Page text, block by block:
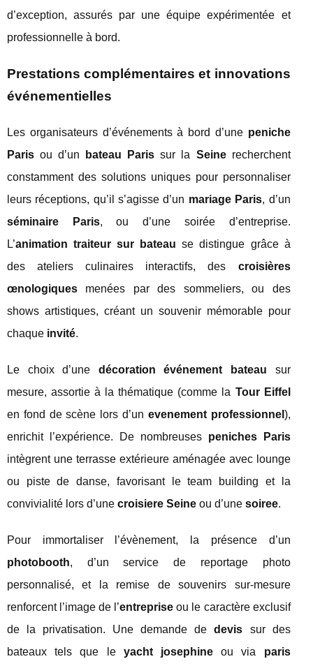
d’exception, assurés par une équipe expérimentée et
professionnelle à bord.
Prestations complémentaires et innovations
événementielles
Les organisateurs d’événements à bord d’une peniche
Paris ou d’un bateau Paris sur la Seinerecherchent
constamment des solutions uniques pour personnaliser
leurs réceptions, qu’il s’agisse d’un mariage Paris, d’un
séminaire Paris, ou d’une soirée d’entreprise.
L’animation traiteur sur bateau se distingue grâce à
des ateliers culinaires interactifs, des croisières
œnologiques menées par des sommeliers, ou des
shows artistiques, créant un souvenir mémorable pour
chaque invité.
Le choix d’une décoration événement bateau sur
mesure, assortie à la thématique (comme la Tour Eiffel
en fond de scène lors d’un evenement professionnel ),
enrichit l’expérience. De nombreuses peniches Paris
intègrent une terrasse extérieure aménagée avec lounge
ou piste de danse, favorisant le team building et la
convivialité lors d’une croisiere Seine ou d’une soiree.
Pour immortaliser l’évènement, la présence d’un
photobooth, d’un service de reportage photo
personnalisé, et la remise de souvenirs sur-mesure
renforcent l’image de l’entreprise ou le caractère exclusif
de la privatisation. Une demande dedevis sur des
bateaux tels que le yacht josephine ou via paris